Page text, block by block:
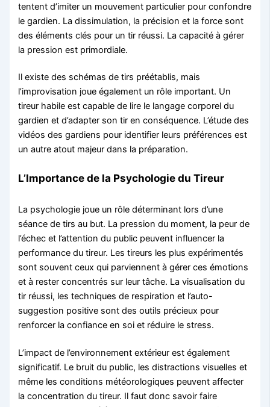
tentent d’imiter un mouvement particulier pour confondre
le gardien. La dissimulation, la précision et la force sont
des éléments clés pour un tir réussi. La capacité à gérer
la pression est primordiale.
Il existe des schémas de tirs préétablis, mais
l’improvisation joue également un rôle important. Un
tireur habile est capable de lire le langage corporel du
gardien et d’adapter son tir en conséquence. L’étude des
vidéos des gardiens pour identifier leurs préférences est
un autre atout majeur dans la préparation.
L’Importance de la Psychologie du Tireur
La psychologie joue un rôle déterminant lors d’une
séance de tirs au but. La pression du moment, la peur de
l’échec et l’attention du public peuvent influencer la
performance du tireur. Les tireurs les plus expérimentés
sont souvent ceux qui parviennent à gérer ces émotions
et à rester concentrés sur leur tâche. La visualisation du
tir réussi, les techniques de respiration et l’auto-
suggestion positive sont des outils précieux pour
renforcer la confiance en soi et réduire le stress.
L’impact de l’environnement extérieur est également
significatif. Le bruit du public, les distractions visuelles et
même les conditions météorologiques peuvent affecter
la concentration du tireur. Il faut donc savoir faire